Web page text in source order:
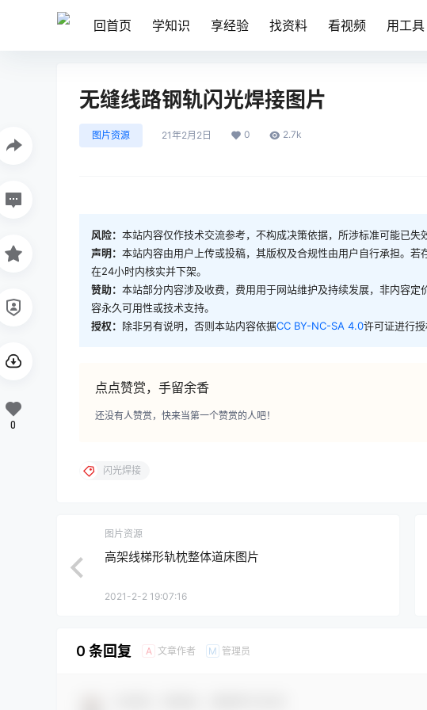
回首页 学知识 享经验 找资料 看视频 用工具
无缝线路钢轨闪光焊接图片
图片资源 21年2月2日 0 2.7k
风险： 本站内容仅作技术交流参考，不构成决策依据，所涉标准可能已失
声明： 本站内容由用户上传或投稿，其版权及合规性由用户自行承担。
在24小时内核实并下架。
赞助： 本站部分内容涉及收费，费用用于网站维护及持续发展，非内容
容永久可用性或技术支持。
授权： 除非另有说明，否则本站内容依据CC BY-NC-SA 4.0许可证进行
点点赞赏，手留余香
还没有人赞赏，快来当第一个赞赏的人吧！
0
闪光焊接
图片资源
高架线梯形轨枕整体道床图片
2021-2-2 19:07:16
0 条回复 A 文章作者 M 管理员